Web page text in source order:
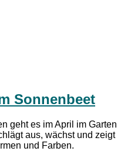
Sonnenbeet
geht es im April im Garten
aus, wächst und zeigt
und Farben.